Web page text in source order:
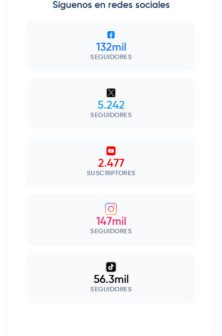
Síguenos en redes sociales
132mil
SEGUIDORES
5.242
SEGUIDORES
2.477
SUSCRIPTORES
147mil
SEGUIDORES
56.3mil
SEGUIDORES